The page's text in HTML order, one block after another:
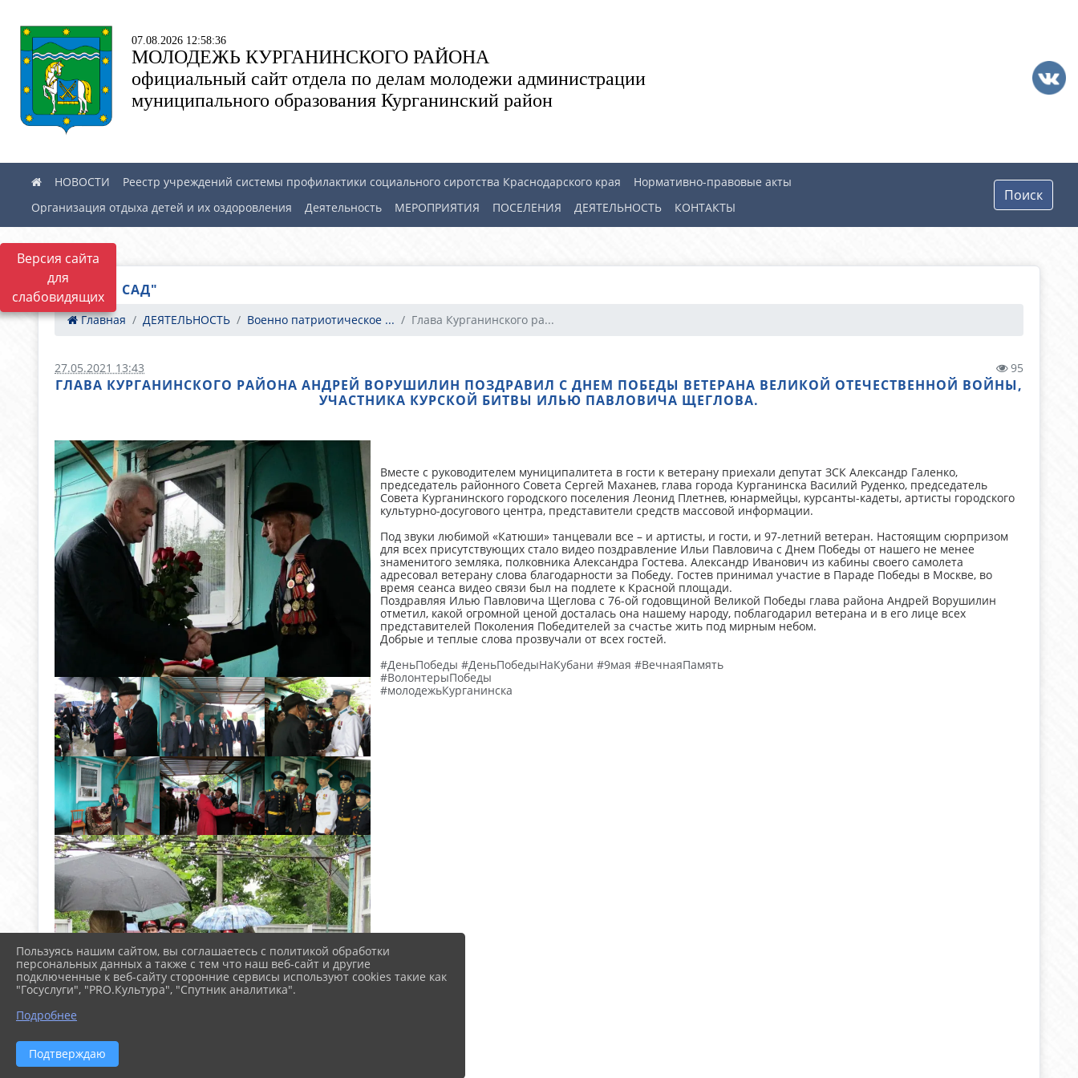
Версия сайта
для
слабовидящих
07.08.2026 12:58:36
МОЛОДЕЖЬ КУРГАНИНСКОГО РАЙОНА
официальный сайт отдела по делам молодежи администрации
муниципального образования Курганинский район
НОВОСТИ Реестр учреждений системы профилактики социального сиротства Краснодарского края
Нормативно-правовые акты
Организация отдыха детей и их оздоровления
Деятельность МЕРОПРИЯТИЯ ПОСЕЛЕНИЯ ДЕЯТЕЛЬНОСТЬ КОНТАКТЫ
Поиск
"БАБИЕВ САД"
Главная ДЕЯТЕЛЬНОСТЬ Военно патриотическое ... Глава Курганинского ра...
27.05.2021 13:43 95
ГЛАВА КУРГАНИНСКОГО РАЙОНА АНДРЕЙ ВОРУШИЛИН ПОЗДРАВИЛ С ДНЕМ ПОБЕДЫ ВЕТЕРАНА ВЕЛИКОЙ ОТЕЧЕСТВЕННОЙ ВОЙНЫ,
УЧАСТНИКА КУРСКОЙ БИТВЫ ИЛЬЮ ПАВЛОВИЧА ЩЕГЛОВА.
Вместе с руководителем муниципалитета в гости к ветерану приехали депутат ЗСК Александр Галенко,
председатель районного Совета Сергей Маханев, глава города Курганинска Василий Руденко, председатель
Совета Курганинского городского поселения Леонид Плетнев, юнармейцы, курсанты-кадеты, артисты городского
культурно-досугового центра, представители средств массовой информации.
Под звуки любимой «Катюши» танцевали все – и артисты, и гости, и 97-летний ветеран. Настоящим сюрпризом
для всех присутствующих стало видео поздравление Ильи Павловича с Днем Победы от нашего не менее
знаменитого земляка, полковника Александра Гостева. Александр Иванович из кабины своего самолета
адресовал ветерану слова благодарности за Победу. Гостев принимал участие в Параде Победы в Москве, во
время сеанса видео связи был на подлете к Красной площади.
Поздравляя Илью Павловича Щеглова с 76-ой годовщиной Великой Победы глава района Андрей Ворушилин
отметил, какой огромной ценой досталась она нашему народу, поблагодарил ветерана и в его лице всех
представителей Поколения Победителей за счастье жить под мирным небом.
Добрые и теплые слова прозвучали от всех гостей.
#ДеньПобеды #ДеньПобедыНаКубани #9мая #ВечнаяПамять
#ВолонтерыПобеды
#молодежьКурганинска
Пользуясь нашим сайтом, вы соглашаетесь с политикой обработки
персональных данных а также с тем что наш веб-сайт и другие
подключенные к веб-сайту сторонние сервисы используют cookies такие как
"Госуслуги", "PRO.Культура", "Спутник аналитика".
Подробнее
Подтверждаю